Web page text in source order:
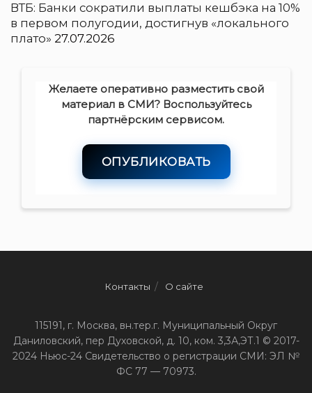
ВТБ: Банки сократили выплаты кешбэка на 10%
в первом полугодии, достигнув «локального
плато» 27.07.2026
Желаете оперативно разместить свой
материал в СМИ? Воспользуйтесь
партнёрским сервисом.
ОПУБЛИКОВАТЬ
Контакты О сайте
115191, г. Москва, вн.тер.г. Муниципальный Округ
Даниловский, пер Духовской, д. 10, ком. 3,3А,ЭТ.1 © 2017-
2024 Ньюс-24 Свидетельство о регистрации СМИ: ЭЛ №
ФС 77 — 70973.